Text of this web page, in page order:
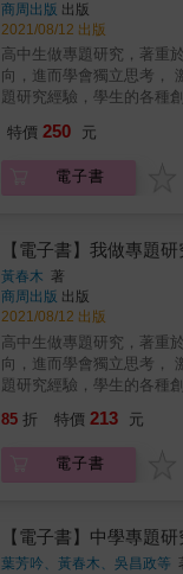
科簡邦宗共六位老師共同
習的理解力、邏輯力、組織力，培養有理有據、精準
解力。 專章詳解自然科學
學習成效！ 建國中學校長 莊智鈞 專文推薦 全臺中學名師、校長、教授 齊聲按讚 臺師大課程與教學研究所教授 卯靜儒／私立明道中學校長汪大
久／臺北市立龍山國中校
竹／國立宜蘭高中地理科
郭蓉蓉／學思達基金會創
國珍／臺中市立文華高中
主任連珮瑩／新北市立中
商周出版 出版
2021/08/12 出版
高中生做專題研究，著重於體現研究精神，將想像化為
向，進而學會獨立思考， 激起追求知識的熱情，開啓探索未來的渴望！ & 黃春木老師曾任建中人社班共同規劃者與首任召集人， 匯聚多年指導專
題研究經驗，學生的各種創意思維、學習
了解觀念，有效掌握原則， 適用學術性與多元形態研究，研究者與指導者必備參考手冊！ & 近年來，高中「專題研究」成為最廣受矚目的特色課
準備好了嗎？ &
特價 250 元
電子書
【電子書】我做專題
黃春木 著
商周出版 出版
2021/08/12 出版
高中生做專題研究，著重於體現研究精神，將想像化為具
向，進而學會獨立思考， 激起追求知識的熱情，開啓探索未來的渴望！ & 黃春木老師曾任建中人社班共同規劃者與首任召集人， 匯聚多年指導專
題研究經驗，學生的各種創意思維、學習
了解觀念，有效掌握原則， 適用學術性與多元形態研究，研究者與指導者必備參考手冊！ & 近年來，高中「專題研究」成為最廣受矚目的特色課
準備好了嗎？ &
85 折 特價 213 元
電子書
【電子書】中學專題
葉芳吟、黃春木、吳昌政等